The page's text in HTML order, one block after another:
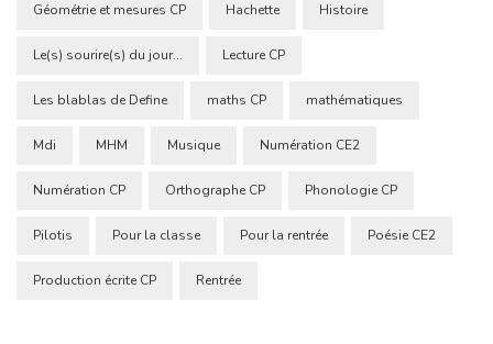
Géométrie et mesures CP Hachette Histoire
Le(s) sourire(s) du jour... Lecture CP
Les blablas de Define maths CP mathématiques
Mdi MHM Musique Numération CE2
Numération CP Orthographe CP Phonologie CP
Pilotis Pour la classe Pour la rentrée Poésie CE2
Production écrite CP Rentrée